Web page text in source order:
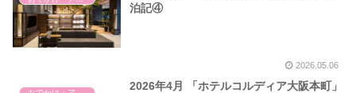
泊記④
2026.05.06
2026年4月 「ホテルコルディア大阪本町」